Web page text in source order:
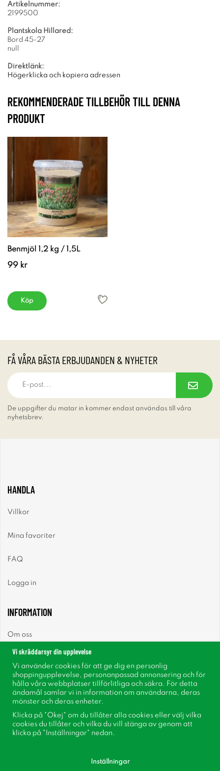
Artikelnummer:
2199500
Plantskola Hillared:
Bord 45-27
null
Direktlänk:
Högerklicka och kopiera adressen
REKOMMENDERADE TILLBEHÖR TILL DENNA
PRODUKT
Benmjöl 1,2 kg / 1,5L
99 kr
Köp
FÅ VÅRA BÄSTA ERBJUDANDEN & NYHETER
De uppgifter du matar in kommer endast användas till våra
nyhetsbrev.
HANDLA
Villkor
Mina favoriter
FAQ
Logga in
INFORMATION
Om oss
Nyhetsbrev
Om cookies
Inspiration
Vi skräddarsyr din upplevelse
Vi använder cookies för att ge dig en personlig
shoppingupplevelse, personanpassad annonsering och för
hålla våra webbplatser tillförlitliga och säkra. För detta
ändamål samlar vi in information om användarna, deras
mönster och deras enheter.
Klicka på "Okej" om du tillåter alla cookies eller välj vilka
cookies du tillåter och vilka du vill stänga av genom att
klicka på "Inställningar" nedan.
Inställningar